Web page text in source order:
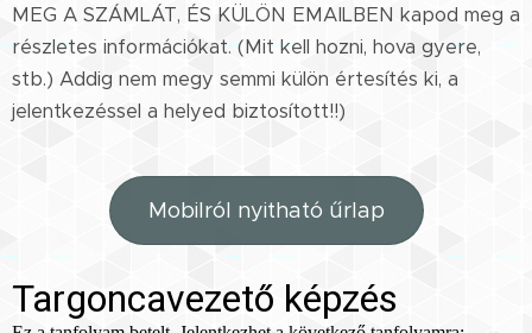
MEG A SZÁMLÁT, ÉS KÜLÖN EMAILBEN kapod meg a
részletes információkat. (Mit kell hozni, hova gyere,
stb.) Addig nem megy semmi külön értesítés ki, a
jelentkezéssel a helyed biztosított!!)
Mobilról nyitható űrlap